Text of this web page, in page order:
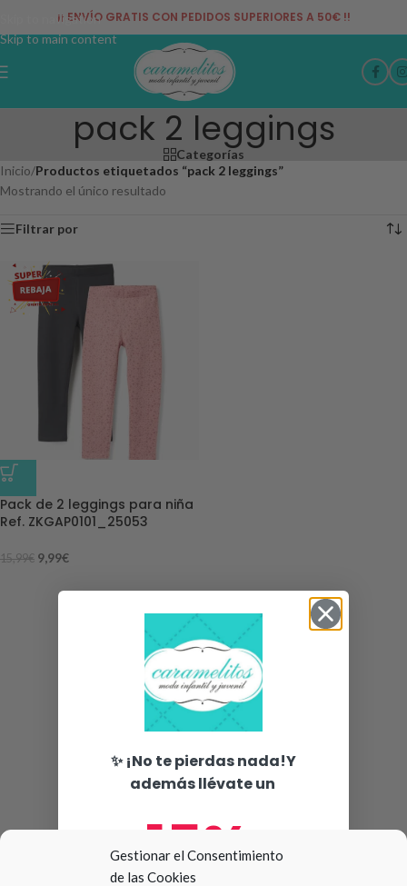
Gestionar el Consentimiento
de las Cookies
Skip to navigation
Skip to main content
¡¡ ENVÍO GRATIS CON PEDIDOS SUPERIORES A 50€ !!
pack 2 leggings
Categorías
Inicio/Productos etiquetados “pack 2 leggings”
Mostrando el único resultado
Filtrar por
-38%
Pack de 2 leggings para niña
Ref. ZKGAP0101_25053
15,99€ 9,99€
✨ ¡No te pierdas nada!Y
además llévate un
15%